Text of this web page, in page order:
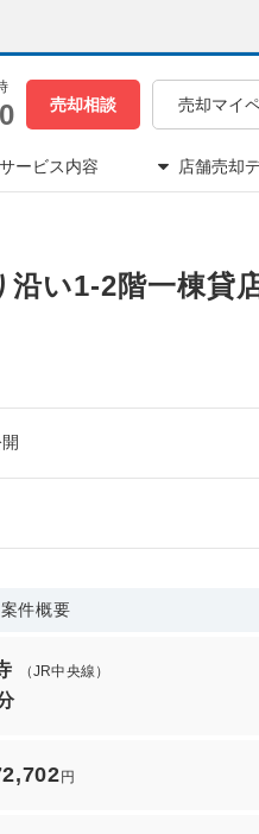
売却相談 売却マイ
サービス内容 店舗売却
い1-2階一棟貸
案件概要
（JR中央線）
円